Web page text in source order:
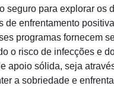
seguro para explorar os
de enfrentamento
programas fornecem
o risco de infecções e
apoio sólida, seja
a sobriedade e